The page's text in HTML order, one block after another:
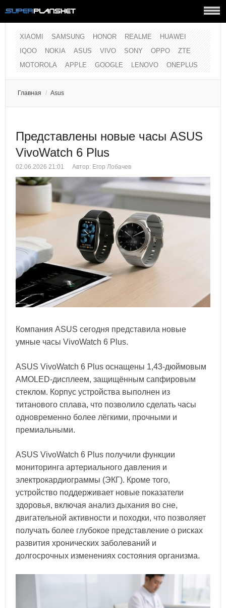
XIAOMI SAMSUNG HONOR REALME
HUAWEI
IQOO
NOKIA ASUS VIVO SONY OPPO
ZTE
MOTOROLA
APPLE GOOGLE LENOVO ONEPLUS
Главная / Asus
Представлены новые часы ASUS
VivoWatch 6 Plus
02.06.2026 21:01 Автор: Егор Лобачев
Компания ASUS сегодня представила новые
умные часы VivoWatch 6 Plus.
ASUS VivoWatch 6 Plus оснащены 1,43-дюймовым
AMOLED-дисплеем, защищённым сапфировым
стеклом. Корпус устройства выполнен из
титанового сплава, что позволило сделать часы
одновременно более лёгкими, прочными и
премиальными.
ASUS VivoWatch 6 Plus получили функции
мониторинга артериального давления и
электрокардиограммы (ЭКГ). Кроме того,
устройство поддерживает новые показатели
здоровья, включая анализ дыхания во сне,
двигательной активности и походки, что позволяет
получать более глубокое представление о рисках
развития хронических заболеваний и
долгосрочных изменениях состояния организма.